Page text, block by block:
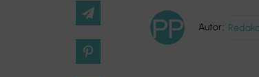
Autor: